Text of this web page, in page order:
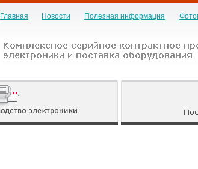
Главная Новости Полезная информация